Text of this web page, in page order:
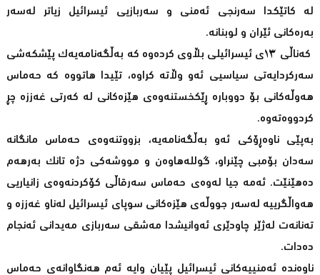
لە کاتێکدا سەرنجی ئەمنی و سەربازیی ئیسرائیل زیاتر لەسەر
بەرەکانی ئێران و لوبنانە.
کەناڵی ١٣ی ئیسرائیلی بڵاوی کردەوە کە بەڵگەنامەیەک پێشکەشی
سەرکردایەتی سیاسیی ئەو وڵاتە کراوە، تێیدا هاتووە کە حەماس
هەوڵەکانی بۆ دووبارە ڕێکخستنەوەی هێزەکانی لە کەرتی غەززە چڕ
کردووەتەوە.
بەپێی ناوەڕۆکی ئەو بەڵگەنامەیە، بزووتنەوەی حەماس مانگانە
سەدان بۆمبی چێنراو، گوللەهاوەن و مووشەکی دژە تانک بەرهەم
دەهێنێت. ئەمە جیا لەوەی حەماس سەرقاڵی کۆکردنەوەی زانیاریی
هەواڵگرییە لەسەر جووڵەی هێزەکانی سوپای ئیسرائیل لەناو غەززە و
تەنانەت لەژێر چاودێری ئەوانیشدا مەشقی سەربازی مەیدانی ئەنجام
دەدات.
ناوەندە ئەمنییەکانی ئیسرائیل پێیان وایە ئەم هەنگاوانەی حەماس